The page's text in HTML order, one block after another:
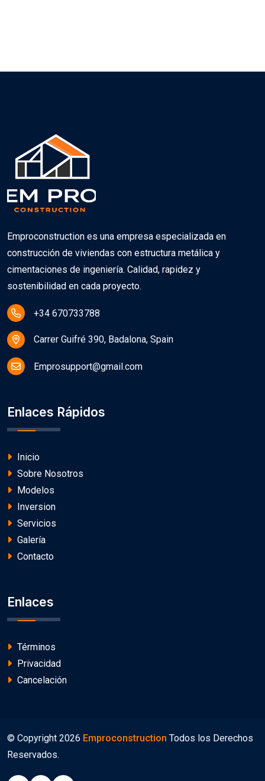
Emproconstruction es una empresa especializada en
construcción de viviendas con estructura metálica y
cimentaciones de ingeniería. Calidad, rapidez y
sostenibilidad en cada proyecto.
+34 670733788
Carrer Guifré 390, Badalona, Spain
Emprosupport@gmail.com
Enlaces Rápidos
Inicio
Sobre Nosotros
Modelos
Inversion
Servicios
Galería
Contacto
Enlaces
Términos
Privacidad
Cancelación
© Copyright 2026 Emproconstruction Todos los Derechos
Reservados.